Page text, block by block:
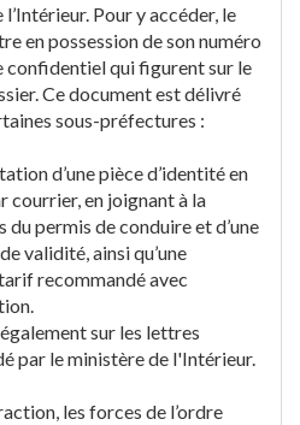
Pour y accéder, le
en possession de son numéro
confidentiel qui figurent sur le
Ce document est délivré
sous-préfectures :
d’une pièce d’identité en
courrier, en joignant à la
permis de conduire et d’une
validité, ainsi qu’une
recommandé avec
sur les lettres
par le ministère de l'Intérieur.
les forces de l’ordre